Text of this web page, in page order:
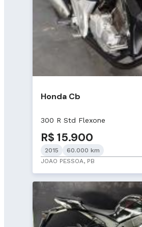
Honda Cb
300 R Std Flexone
R$ 15.900
2015
60.000 km
JOAO PESSOA, PB